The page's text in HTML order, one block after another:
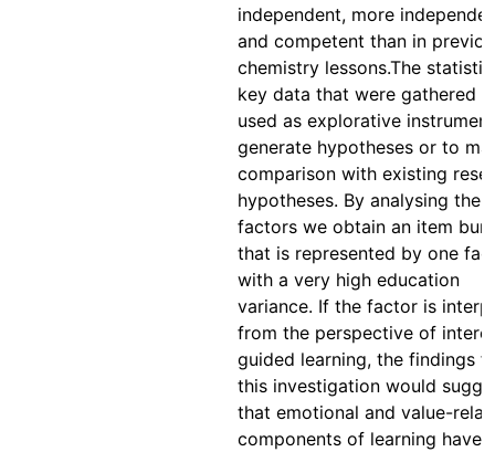
independent, more
and competent than in
chemistry lessons.The
key data that were gathered
used as explorative
generate hypotheses or to
comparison with existing
hypotheses. By analysing the
factors we obtain an item
that is represented by one
with a very high education
variance. If the factor is
from the perspective of
guided learning, the findings
this investigation would
that emotional and value-
components of learning have